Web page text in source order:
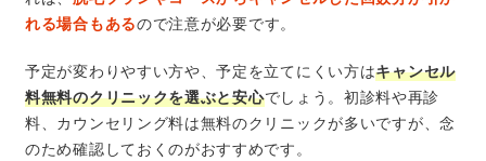
れる場合もあるので注意が必要です。
予定が変わりやすい方や、予定を立てにくい方はキャンセル
料無料のクリニックを選ぶと安心でしょう。初診料や再診
料、カウンセリング料は無料のクリニックが多いですが、念
のため確認しておくのがおすすめです。